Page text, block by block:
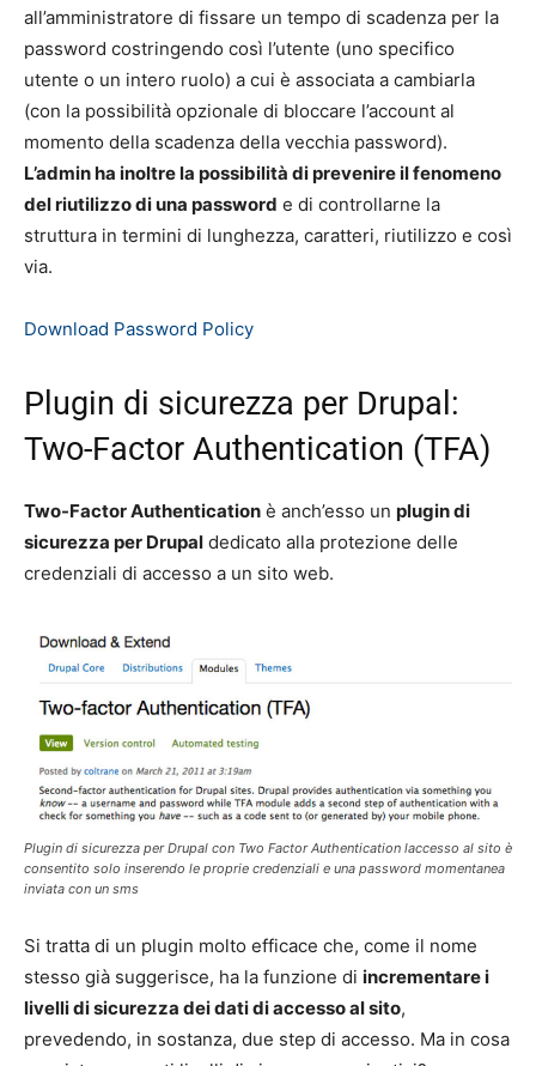
all’amministratore di fissare un tempo di scadenza per la
password costringendo così l’utente (uno specifico
utente o un intero ruolo) a cui è associata a cambiarla
(con la possibilità opzionale di bloccare l’account al
momento della scadenza della vecchia password).
L’admin ha inoltre la possibilità di prevenire il fenomeno
del riutilizzo di una password e di controllarne la
struttura in termini di lunghezza, caratteri, riutilizzo e così
via.
Download Password Policy
Plugin di sicurezza per Drupal:
Two-Factor Authentication (TFA)
Two-Factor Authentication è anch’esso un plugin di
sicurezza per Drupal dedicato alla protezione delle
credenziali di accesso a un sito web.
Plugin di sicurezza per Drupal con Two Factor Authentication laccesso al sito è
consentito solo inserendo le proprie credenziali e una password momentanea
inviata con un sms
Si tratta di un plugin molto efficace che, come il nome
stesso già suggerisce, ha la funzione di incrementare i
livelli di sicurezza dei dati di accesso al sito,
prevedendo, in sostanza, due step di accesso. Ma in cosa